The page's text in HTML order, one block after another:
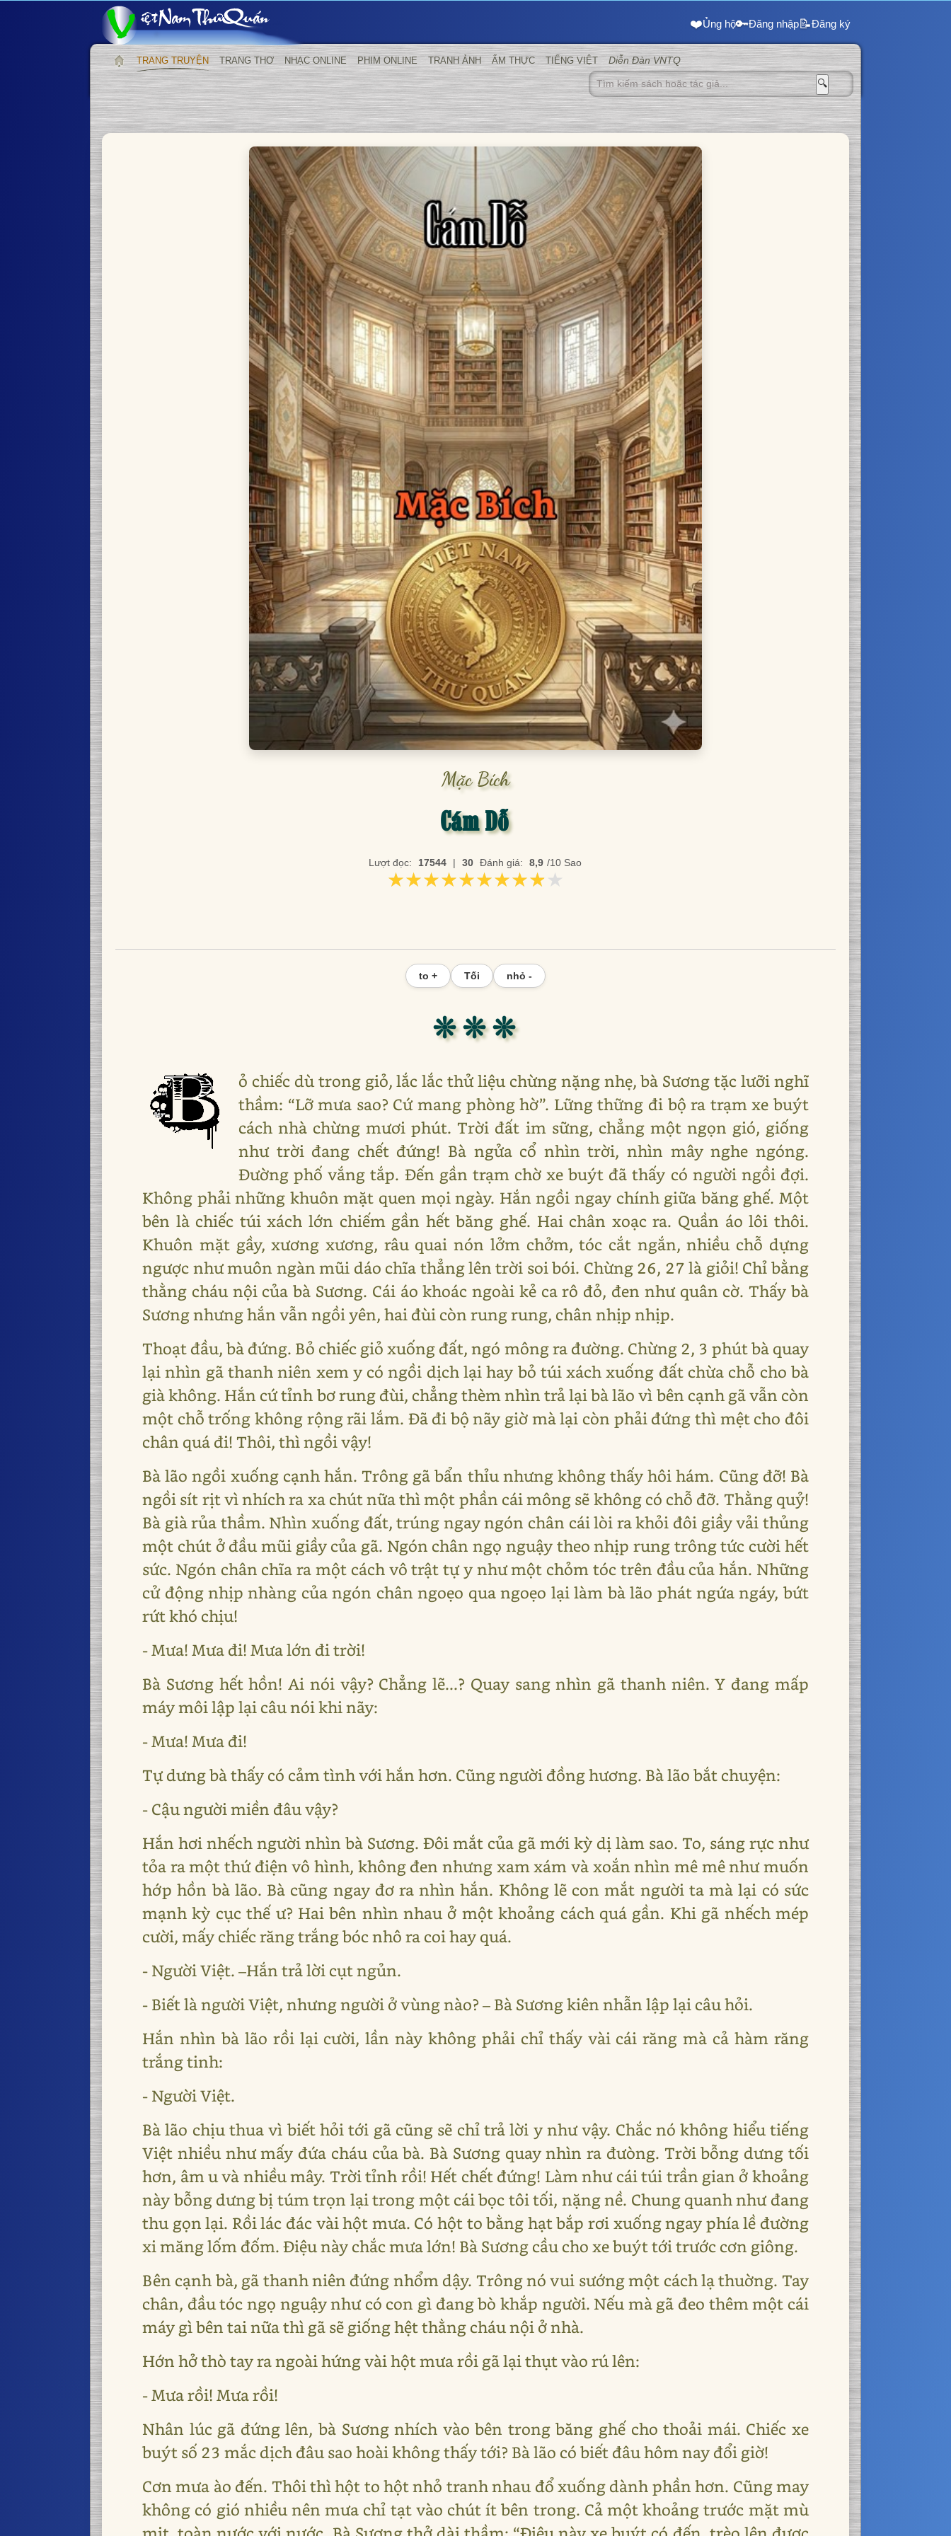
❤️Ủng hộ🔑Đăng nhập📝Đăng ký
TRANG TRUYỆN TRANG THƠ NHẠC ONLINE PHIM ONLINE TRANH ẢNH ẨM THỰC TIẾNG VIỆT Diễn Đàn VNTQ
🔍
Mặc Bích
Cám Dỗ
Lượt đọc: 17544 | 30 Đánh giá: 8,9 /10 Sao
★★★★★★★★★★
★★★★★★★★★★
to + Tối nhỏ -
❊ ❊ ❊
ỏ chiếc dù trong giỏ, lắc lắc thử liệu chừng nặng nhẹ, bà Sương tặc lưỡi nghĩ
thầm: “Lỡ mưa sao? Cứ mang phòng hờ”. Lững thững đi bộ ra trạm xe buýt
cách nhà chừng mươi phút. Trời đất im sững, chẳng một ngọn gió, giống
như trời đang chết đứng! Bà ngửa cổ nhìn trời, nhìn mây nghe ngóng.
Đường phố vắng tắp. Đến gần trạm chờ xe buýt đã thấy có người ngồi đợi.
Không phải những khuôn mặt quen mọi ngày. Hắn ngồi ngay chính giữa băng ghế. Một
bên là chiếc túi xách lớn chiếm gần hết băng ghế. Hai chân xoạc ra. Quần áo lôi thôi.
Khuôn mặt gầy, xương xương, râu quai nón lởm chởm, tóc cắt ngắn, nhiều chỗ dựng
ngược như muôn ngàn mũi dáo chĩa thẳng lên trời soi bói. Chừng 26, 27 là giỏi! Chỉ bằng
thằng cháu nội của bà Sương. Cái áo khoác ngoài kẻ ca rô đỏ, đen như quân cờ. Thấy bà
Sương nhưng hắn vẫn ngồi yên, hai đùi còn rung rung, chân nhịp nhịp.
Thoạt đầu, bà đứng. Bỏ chiếc giỏ xuống đất, ngó mông ra đường. Chừng 2, 3 phút bà quay
lại nhìn gã thanh niên xem y có ngồi dịch lại hay bỏ túi xách xuống đất chừa chỗ cho bà
già không. Hắn cứ tỉnh bơ rung đùi, chẳng thèm nhìn trả lại bà lão vì bên cạnh gã vẫn còn
một chỗ trống không rộng rãi lắm. Đã đi bộ nãy giờ mà lại còn phải đứng thì mệt cho đôi
chân quá đi! Thôi, thì ngồi vậy!
Bà lão ngồi xuống cạnh hắn. Trông gã bẩn thỉu nhưng không thấy hôi hám. Cũng đỡ! Bà
ngồi sít rịt vì nhích ra xa chút nữa thì một phần cái mông sẽ không có chỗ đỡ. Thằng quỷ!
Bà già rủa thầm. Nhìn xuống đất, trúng ngay ngón chân cái lòi ra khỏi đôi giầy vải thủng
một chút ở đầu mũi giầy của gã. Ngón chân ngọ nguậy theo nhịp rung trông tức cười hết
sức. Ngón chân chĩa ra một cách vô trật tự y như một chỏm tóc trên đầu của hắn. Những
cử động nhịp nhàng của ngón chân ngoẹo qua ngoẹo lại làm bà lão phát ngứa ngáy, bứt
rứt khó chịu!
- Mưa! Mưa đi! Mưa lớn đi trời!
Bà Sương hết hồn! Ai nói vậy? Chẳng lẽ...? Quay sang nhìn gã thanh niên. Y đang mấp
máy môi lập lại câu nói khi nãy:
- Mưa! Mưa đi!
Tự dưng bà thấy có cảm tình với hắn hơn. Cũng người đồng hương. Bà lão bắt chuyện:
- Cậu người miền đâu vậy?
Hắn hơi nhếch người nhìn bà Sương. Đôi mắt của gã mới kỳ dị làm sao. To, sáng rực như
tỏa ra một thứ điện vô hình, không đen nhưng xam xám và xoắn nhìn mê mê như muốn
hớp hồn bà lão. Bà cũng ngay đơ ra nhìn hắn. Không lẽ con mắt người ta mà lại có sức
mạnh kỳ cục thế ư? Hai bên nhìn nhau ở một khoảng cách quá gần. Khi gã nhếch mép
cười, mấy chiếc răng trắng bóc nhô ra coi hay quá.
- Người Việt. –Hắn trả lời cụt ngủn.
- Biết là người Việt, nhưng người ở vùng nào? – Bà Sương kiên nhẫn lập lại câu hỏi.
Hắn nhìn bà lão rồi lại cười, lần này không phải chỉ thấy vài cái răng mà cả hàm răng
trắng tinh:
- Người Việt.
Bà lão chịu thua vì biết hỏi tới gã cũng sẽ chỉ trả lời y như vậy. Chắc nó không hiểu tiếng
Việt nhiều như mấy đứa cháu của bà. Bà Sương quay nhìn ra đưòng. Trời bỗng dưng tối
hơn, âm u và nhiều mây. Trời tỉnh rồi! Hết chết đứng! Làm như cái túi trần gian ở khoảng
này bỗng dưng bị túm trọn lại trong một cái bọc tôi tối, nặng nề. Chung quanh như đang
thu gọn lại. Rồi lác đác vài hột mưa. Có hột to bằng hạt bắp rơi xuống ngay phía lề đường
xi măng lốm đốm. Điệu này chắc mưa lớn! Bà Sương cầu cho xe buýt tới trước cơn giông.
Bên cạnh bà, gã thanh niên đứng nhổm dậy. Trông nó vui sướng một cách lạ thuờng. Tay
chân, đầu tóc ngọ nguậy như có con gì đang bò khắp người. Nếu mà gã đeo thêm một cái
máy gì bên tai nữa thì gã sẽ giống hệt thằng cháu nội ở nhà.
Hớn hở thò tay ra ngoài hứng vài hột mưa rồi gã lại thụt vào rú lên:
- Mưa rồi! Mưa rồi!
Nhân lúc gã đứng lên, bà Sương nhích vào bên trong băng ghế cho thoải mái. Chiếc xe
buýt số 23 mắc dịch đâu sao hoài không thấy tới? Bà lão có biết đâu hôm nay đổi giờ!
Cơn mưa ào đến. Thôi thì hột to hột nhỏ tranh nhau đổ xuống dành phần hơn. Cũng may
không có gió nhiều nên mưa chỉ tạt vào chút ít bên trong. Cả một khoảng trước mặt mù